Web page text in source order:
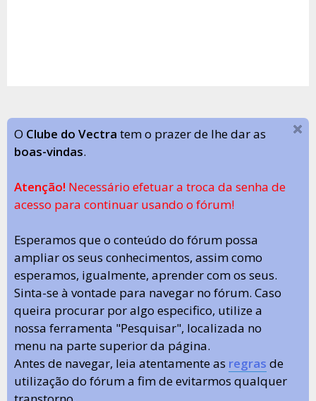
O Clube do Vectra tem o prazer de lhe dar as
boas-vindas.
Atenção! Necessário efetuar a troca da senha de
acesso para continuar usando o fórum!
Esperamos que o conteúdo do fórum possa
ampliar os seus conhecimentos, assim como
esperamos, igualmente, aprender com os seus.
Sinta-se à vontade para navegar no fórum. Caso
queira procurar por algo especifico, utilize a
nossa ferramenta "Pesquisar", localizada no
menu na parte superior da página.
Antes de navegar, leia atentamente as regras de
utilização do fórum a fim de evitarmos qualquer